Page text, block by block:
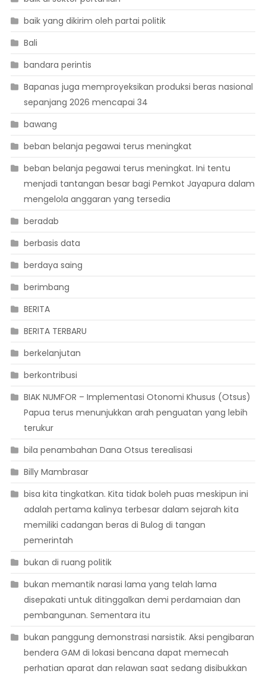
baik yang dikirim oleh partai politik
Bali
bandara perintis
Bapanas juga memproyeksikan produksi beras nasional
sepanjang 2026 mencapai 34
bawang
beban belanja pegawai terus meningkat
beban belanja pegawai terus meningkat. Ini tentu
menjadi tantangan besar bagi Pemkot Jayapura dalam
mengelola anggaran yang tersedia
beradab
berbasis data
berdaya saing
berimbang
BERITA
BERITA TERBARU
berkelanjutan
berkontribusi
BIAK NUMFOR – Implementasi Otonomi Khusus (Otsus)
Papua terus menunjukkan arah penguatan yang lebih
terukur
bila penambahan Dana Otsus terealisasi
Billy Mambrasar
bisa kita tingkatkan. Kita tidak boleh puas meskipun ini
adalah pertama kalinya terbesar dalam sejarah kita
memiliki cadangan beras di Bulog di tangan
pemerintah
bukan di ruang politik
bukan memantik narasi lama yang telah lama
disepakati untuk ditinggalkan demi perdamaian dan
pembangunan. Sementara itu
bukan panggung demonstrasi narsistik. Aksi pengibaran
bendera GAM di lokasi bencana dapat memecah
perhatian aparat dan relawan saat sedang disibukkan